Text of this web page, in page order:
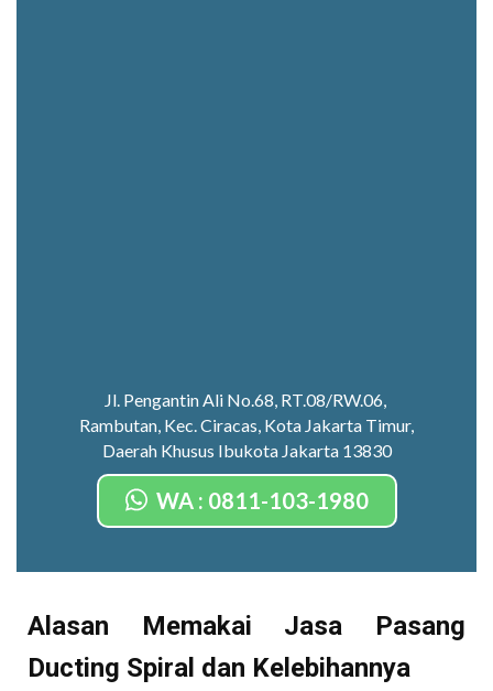
Jl. Pengantin Ali No.68, RT.08/RW.06,
Rambutan, Kec. Ciracas, Kota Jakarta Timur,
Daerah Khusus Ibukota Jakarta 13830
WA : 0811-103-1980
Alasan Memakai Jasa Pasang
Ducting Spiral dan Kelebihannya